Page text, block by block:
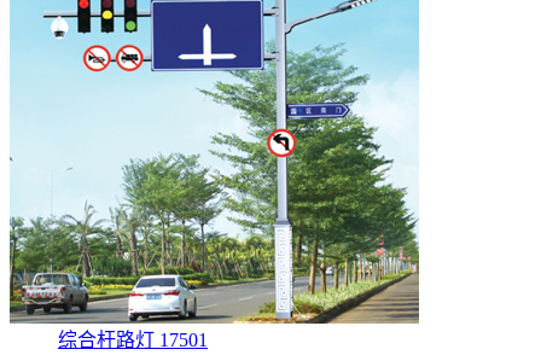
综合杆路灯 17501